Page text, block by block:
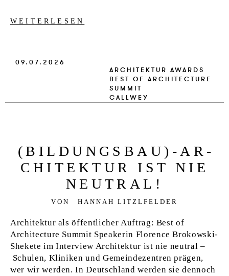
WEITERLESEN
09.07.2026
ARCHITEKTUR AWARDS
BEST OF ARCHITECTURE
SUMMIT
CALLWEY
(BIL­DUNGSBAU)-AR­
CHI­TEK­TUR IST NIE
NEU­TRAL!
VON HANNAH LITZLFELDER
Architektur als öffentlicher Auftrag: Best of
Architecture Summit Speakerin Florence Brokowski-
Shekete im Interview Architektur ist nie neutral –
Schulen, Kliniken und Gemeindezentren prägen,
wer wir werden. In Deutschland werden sie dennoch